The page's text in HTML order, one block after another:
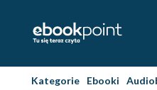
Kategorie Ebooki